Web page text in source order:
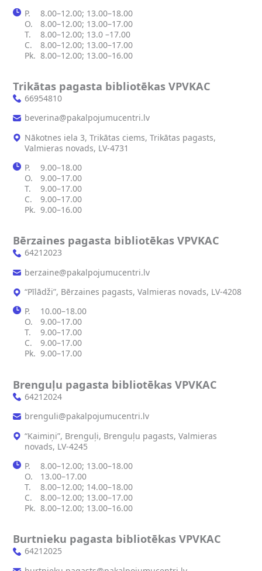
P.
8.00–12.00; 13.00–18.00
O.
8.00–12.00; 13.00–17.00
T.
8.00–12.00; 13.0 –17.00
C.
8.00–12.00; 13.00–17.00
Pk. 8.00–12.00; 13.00–16.00
Trikātas pagasta bibliotēkas VPVKAC
66954810
beverina@pakalpojumucentri.lv
Nākotnes iela 3, Trikātas ciems, Trikātas pagasts,
Valmieras novads, LV-4731
P.
9.00–18.00
O.
9.00–17.00
T.
9.00–17.00
C.
9.00–17.00
Pk. 9.00–16.00
Bērzaines pagasta bibliotēkas VPVKAC
64212023
berzaine@pakalpojumucentri.lv
“Pīlādži”, Bērzaines pagasts, Valmieras novads, LV-4208
P.
10.00–18.00
O.
9.00–17.00
T.
9.00–17.00
C.
9.00–17.00
Pk. 9.00–17.00
Brenguļu pagasta bibliotēkas VPVKAC
64212024
brenguli@pakalpojumucentri.lv
“Kaimiņi”, Brenguļi, Brenguļu pagasts, Valmieras
novads, LV‑4245
P.
8.00–12.00; 13.00–18.00
O.
13.00–17.00
T.
8.00–12.00; 14.00–18.00
C.
8.00–12.00; 13.00–17.00
Pk. 8.00–12.00; 13.00–16.00
Burtnieku pagasta bibliotēkas VPVKAC
64212025